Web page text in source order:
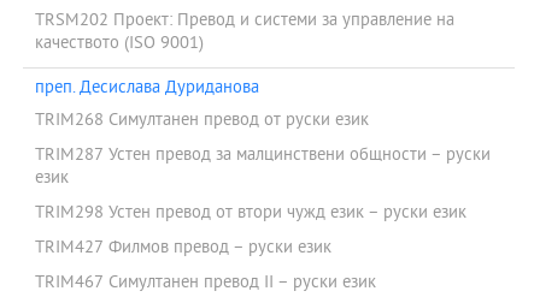
TRSM202 Проект: Превод и системи за управление на
качеството (ISO 9001)
преп. Десислава Дуриданова
TRIM268 Симултанен превод от руски език
TRIM287 Устен превод за малцинствени общности – руски
език
TRIM298 Устен превод от втори чужд език – руски език
TRIM427 Филмов превод – руски език
TRIM467 Симултанен превод II – руски език